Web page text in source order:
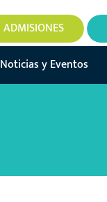
ADMISIONES
Noticias y Eventos